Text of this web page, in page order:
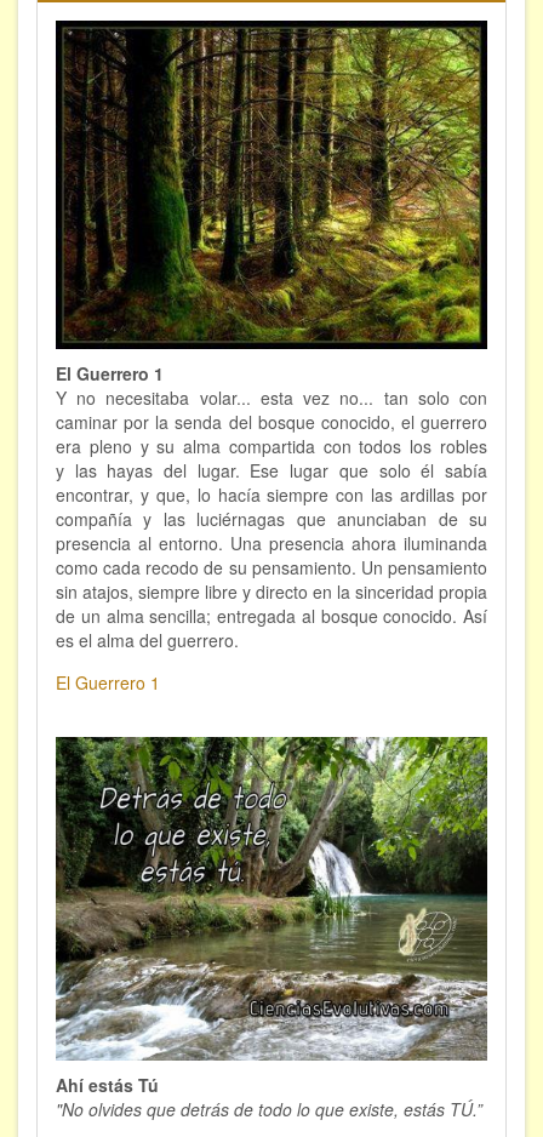
ÁREAS DE CONOCIMIENTO
Bioenergía
Chamanismo
Flores de Bach
Hipnosis
Los cristales de cuarzo
Radiestesia
Runas
Tarot
Viaje astral
EVENTOS
FORMACIÓN
Viaje Astral, Evolución de la conciencia
Bioenergía Cuántica Evolutiva
Limpieza de las energías - - Próximamente TALLER
PRÁCTICO
NOTICIAS Y ENTREVISTAS
TERAPIAS
Aura y energías. Limpieza
Sincroinducción. Entrenamiento mental
Hipnosis clínica
Hipnosis proyectiva
Hipnosis regresiva
El Guerrero 1
Y no necesitaba volar... esta vez no... tan solo con
caminar por la senda del bosque conocido, el guerrero
era pleno y su alma compartida con todos los robles
y las hayas del lugar. Ese lugar que solo él sabía
encontrar, y que, lo hacía siempre con las ardillas por
compañía y las luciérnagas que anunciaban de su
presencia al entorno. Una presencia ahora iluminanda
como cada recodo de su pensamiento. Un pensamiento
sin atajos, siempre libre y directo en la sinceridad propia
de un alma sencilla; entregada al bosque conocido. Así
es el alma del guerrero.
El Guerrero 1
Ahí estás Tú
"No olvides que detrás de todo lo que existe, estás TÚ.”